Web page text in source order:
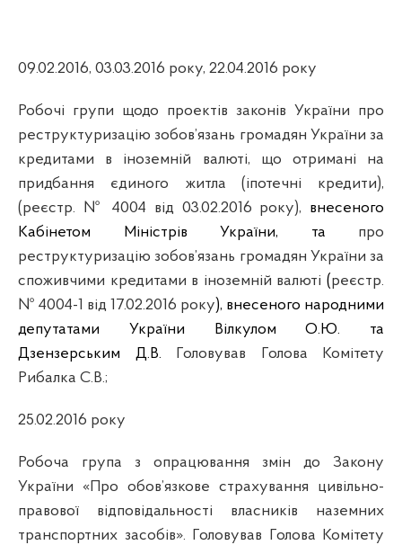
09.02.2016, 03.03.2016 року, 22.04.2016 року
Робочі групи щодо проектів законів України про
реструктуризацію зобов’язань громадян України за
кредитами в іноземній валюті, що отримані на
придбання єдиного житла (іпотечні кредити),
(реєстр. № 4004 від 03.02.2016 року), внесеного
Кабінетом Міністрів України, та про
реструктуризацію зобов’язань громадян України за
споживчими кредитами в іноземній валюті (реєстр.
№ 4004-1 від 17.02.2016 року), внесеного народними
депутатами України Вілкулом О.Ю. та
Дзензерським Д.В.
Головував Голова Комітету
Рибалка С.В.;
25.02.2016 року
Робоча група з опрацювання змін до Закону
України «Про обов’язкове страхування цивільно-
правової відповідальності власників наземних
транспортних засобів». Головував Голова Комітету